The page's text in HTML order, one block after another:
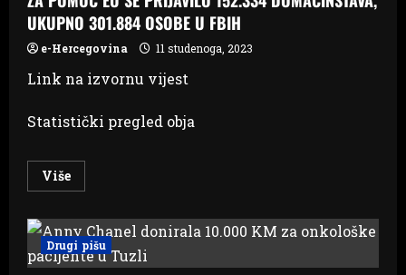
UKUPNO 301.884 OSOBE U FBIH
e-Hercegovina 11 studenoga, 2023
Link na izvornu vijest
Statistički pregled obja
VišeRead
more
POMOĆ
EU
SE
PRIJAVILO
Drugi pišu